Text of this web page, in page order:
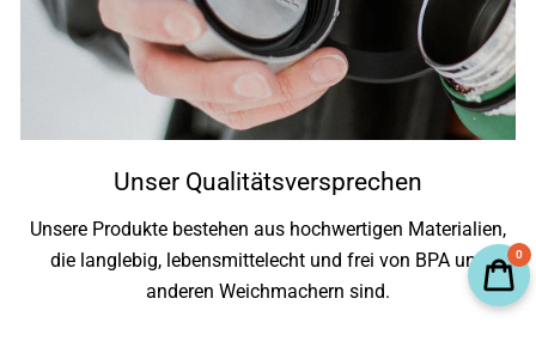
Unser Qualitätsversprechen
Unsere Produkte bestehen aus hochwertigen Materialien,
die langlebig, lebensmittelecht und frei von BPA und
anderen Weichmachern sind.
0